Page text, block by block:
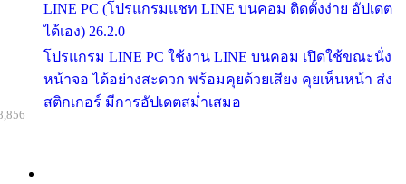
LINE PC (โปรแกรมแชท LINE บนคอม ติดตั้งง่าย อัปเดต
ได้เอง) 26.2.0
โปรแกรม LINE PC ใช้งาน LINE บนคอม เปิดใช้ขณะนั่ง
หน้าจอ ได้อย่างสะดวก พร้อมคุยด้วยเสียง คุยเห็นหน้า ส่ง
สติกเกอร์ มีการอัปเดตสม่ำเสมอ